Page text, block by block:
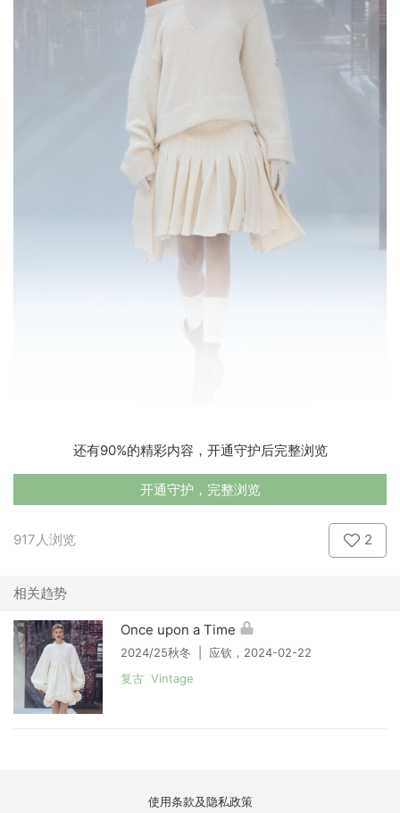
还有90%的精彩内容，开通守护后完整浏览
开通守护，完整浏览
917人浏览 2
相关趋势
Once upon a Time
2024/25秋冬 | 应钦，2024-02-22
复古 Vintage
使用条款及隐私政策